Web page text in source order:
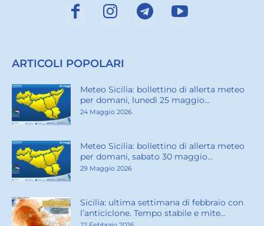
ARTICOLI POPOLARI
Meteo Sicilia: bollettino di allerta meteo
per domani, lunedì 25 maggio...
24 Maggio 2026
Meteo Sicilia: bollettino di allerta meteo
per domani, sabato 30 maggio...
29 Maggio 2026
Sicilia: ultima settimana di febbraio con
l’anticiclone. Tempo stabile e mite...